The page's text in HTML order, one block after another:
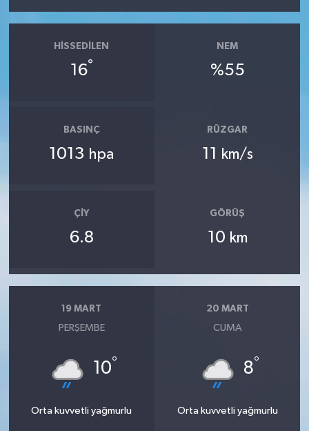
HISSEDILEN
16°
NEM
%55
BASINÇ
1013 hpa
RÜZGAR
11 km/s
ÇIY
6.8
GÖRÜŞ
10 km
19 MART
PERŞEMBE
10°
Orta kuvvetli yağmurlu
20 MART
CUMA
8°
Orta kuvvetli yağmurlu